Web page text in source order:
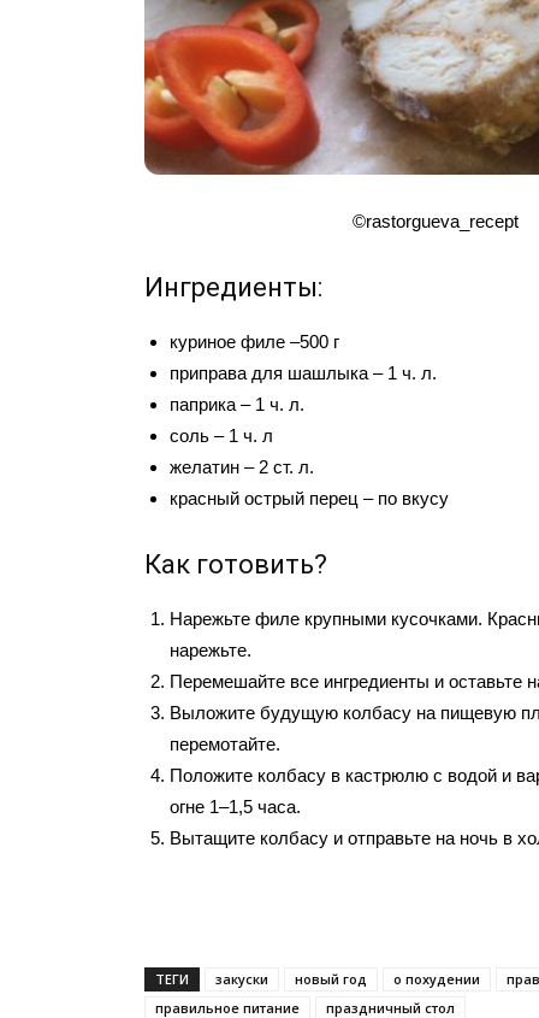
©rastorgueva_recept
Ингредиенты:
куриное филе –500 г
приправа для шашлыка – 1 ч. л.
паприка – 1 ч. л.
соль – 1 ч. л
желатин – 2 ст. л.
красный острый перец – по вкусу
Как готовить?
Нарежьте филе крупными кусочками.
нарежьте.
Перемешайте все ингредиенты и оставьте
Выложите будущую колбасу на пищевую
перемотайте.
Положите колбасу в кастрюлю с водой и
огне 1–1,5 часа.
Вытащите колбасу и отправьте на ночь в
ТЕГИ закуски новый год о похудении
правильное питание
праздничный стол